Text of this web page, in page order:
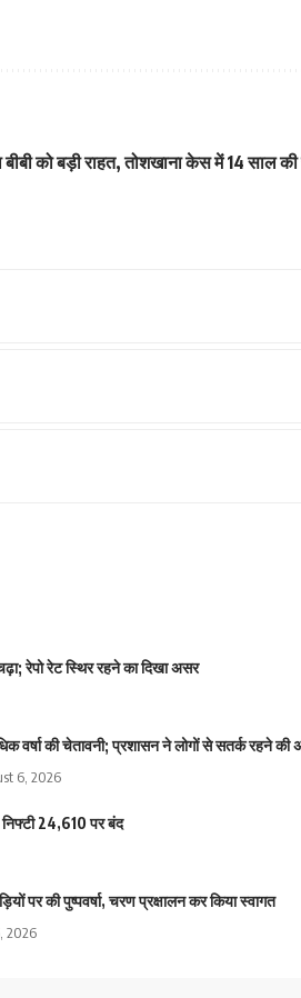
को बड़ी राहत, तोशखाना केस में 14 साल
रेपो रेट स्थिर रहने का दिखा असर
वर्षा की चेतावनी; प्रशासन ने लोगों से सतर्क रहने की
6, 2026
24,610 पर बंद
पर की पुष्पवर्षा, चरण प्रक्षालन कर किया स्वागत
2026